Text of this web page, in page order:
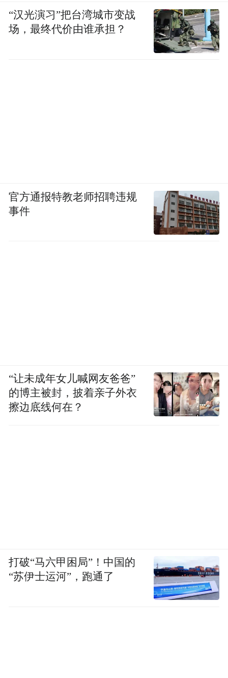
“汉光演习”把台湾城市变战
场，最终代价由谁承担？
官方通报特教老师招聘违规
事件
“让未成年女儿喊网友爸爸”
的博主被封，披着亲子外衣
擦边底线何在？
打破“马六甲困局”！中国的
“苏伊士运河”，跑通了